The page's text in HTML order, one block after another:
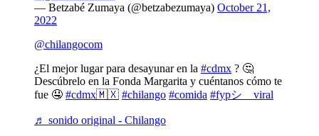
— Betzabé Zumaya (@betzabezumaya) October 21,
2022
@chilangocom
¿El mejor lugar para desayunar en la #cdmx ? 🤔
Descúbrelo en la Fonda Margarita y cuéntanos cómo te
fue 🤤 #cdmx🇲🇽 #chilango #comida #fypシ゚viral
♬ sonido original - Chilango